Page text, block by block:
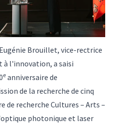
Brouillet, vice-rectrice
à l'innovation, a saisi
e anniversaire de
de la recherche de cinq
de recherche Cultures – Arts –
photonique et laser